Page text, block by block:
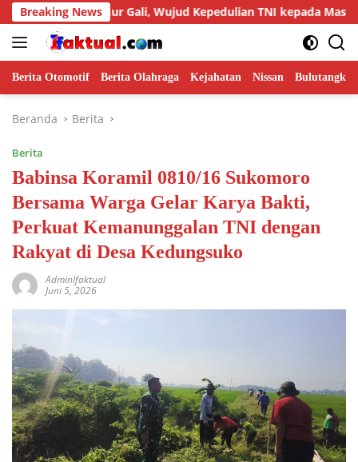
Langsung
ke
konten
Breaking News
Gali, Wujud Kepedulian TNI kepada Masyarakat
Berita Otomotif Berita Olahraga Kejahatan Nissan Bulutangkis
Beranda Berita
Berita
Babinsa Koramil 0810/16 Sukomoro
Bersama Warga Gelar Karya Bakti,
Perkuat Kemanunggalan TNI dengan
Rakyat di Desa Kedungsuko
AdminIfaktual
Juni 5, 2026